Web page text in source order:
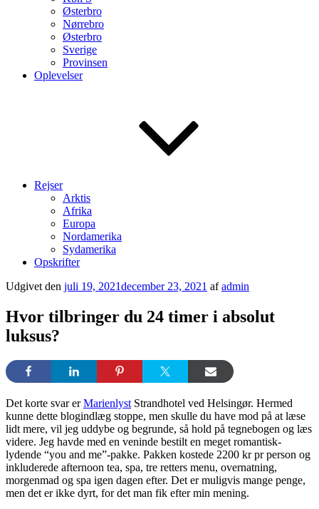
Østerbro
Nørrebro
Østerbro
Sverige
Provinsen
Oplevelser
Rejser
Arktis
Afrika
Europa
Nordamerika
Sydamerika
Opskrifter
Udgivet den juli 19, 2021december 23, 2021 afadmin
Hvor tilbringer du 24 timer i absolut
luksus?
Det korte svar erMarienlyst Strandhotel ved Helsingør. Hermed
kunne dette blogindlæg stoppe, men skulle du have mod på at læse
lidt mere, vil jeg uddybe og begrunde, så hold på tegnebogen og læs
videre. Jeg havde med en veninde bestilt en meget romantisk-
lydende “you and me”-pakke. Pakken kostede 2200 kr pr person og
inkluderede afternoon tea, spa, tre retters menu, overnatning,
morgenmad og spa igen dagen efter. Det er muligvis mange penge,
men det er ikke dyrt, for det man fik efter min mening.